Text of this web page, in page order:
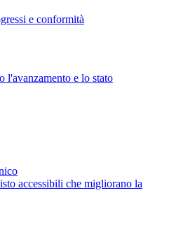
e conformità
l'avanzamento e lo stato
accessibili che migliorano la